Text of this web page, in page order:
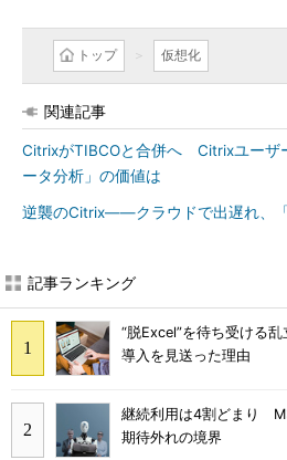
トップ 仮想化
関連記事
CitrixがTIBCOと合併へ Citrixユーザ
ータ分析」の価値は
逆襲のCitrix――クラウドで出遅れ、
記事ランキング
“脱Excel”を待ち受ける
導入を見送った理由
継続利用は4割どまり
期待外れの境界